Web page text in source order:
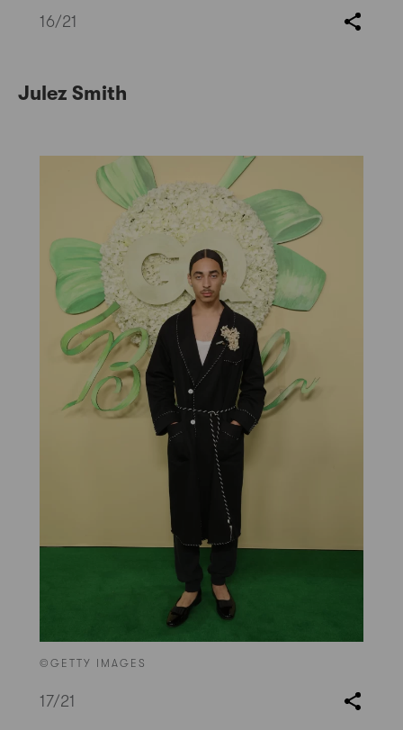
16/21
Julez Smith
©GETTY IMAGES
17/21